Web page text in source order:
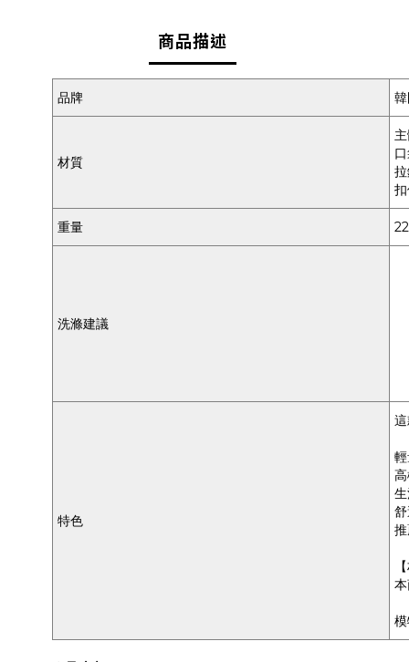
商品描述
品牌
材質
重量
洗滌建議
特色